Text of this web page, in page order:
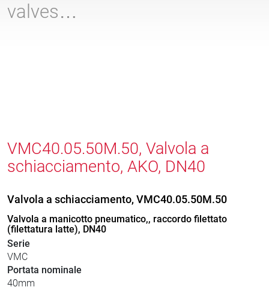
valves…
VMC40.05.50M.50, Valvola a
schiacciamento, AKO, DN40
Valvola a schiacciamento, VMC40.05.50M.50
Valvola a manicotto pneumatico,, raccordo filettato
(filettatura latte), DN40
Serie
VMC
Portata nominale
40mm